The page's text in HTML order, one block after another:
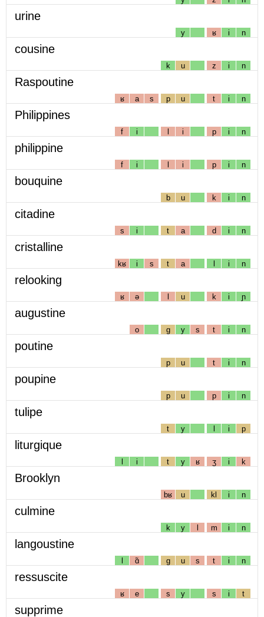
urine
y ʁ i n
cousine
k u z i n
Raspoutine
ʁ a s p u t i n
Philippines
f i l i p i n
philippine
f i l i p i n
bouquine
b u k i n
citadine
s i t a d i n
cristalline
kʁ i s t a l i n
relooking
ʁ ə l u k i ɲ
augustine
o g y s t i n
poutine
p u t i n
poupine
p u p i n
tulipe
t y l i p
liturgique
l i t y ʁ ʒ i k
Brooklyn
bʁ u kl i n
culmine
k y l m i n
langoustine
l ɑ̃ g u s t i n
ressuscite
ʁ e s y s i t
supprime